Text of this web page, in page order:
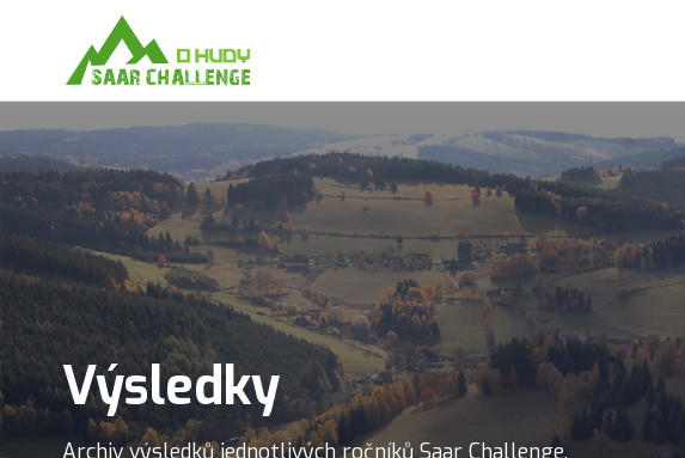
Výsledky
Archiv výsledků jednotlivých ročníků Saar Challenge.